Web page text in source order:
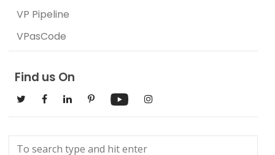
VP Pipeline
VPasCode
Find us On